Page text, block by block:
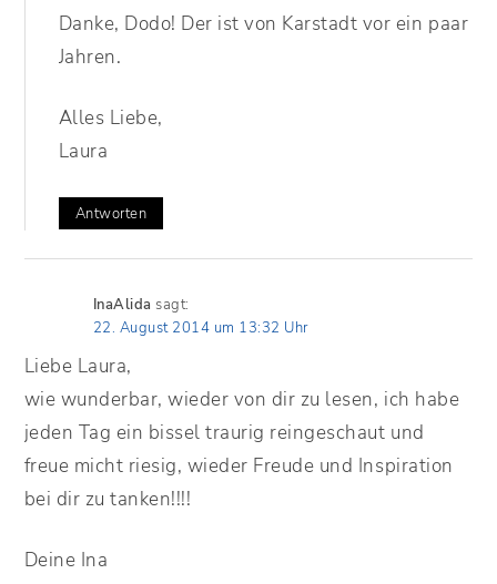
Danke, Dodo! Der ist von Karstadt vor ein paar
Jahren.
Alles Liebe,
Laura
Antworten
InaAlida sagt:
22. August 2014 um 13:32 Uhr
Liebe Laura,
wie wunderbar, wieder von dir zu lesen, ich habe
jeden Tag ein bissel traurig reingeschaut und
freue micht riesig, wieder Freude und Inspiration
bei dir zu tanken!!!!
Deine Ina